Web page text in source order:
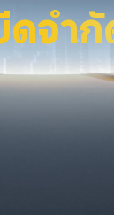
ดจำ